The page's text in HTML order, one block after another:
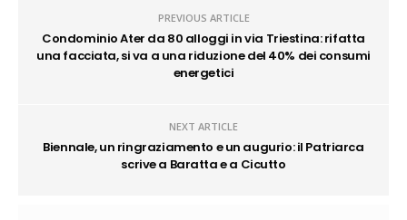
PREVIOUS ARTICLE
Condominio Ater da 80 alloggi in via Triestina: rifatta
una facciata, si va a una riduzione del 40% dei consumi
energetici
NEXT ARTICLE
Biennale, un ringraziamento e un augurio: il Patriarca
scrive a Baratta e a Cicutto